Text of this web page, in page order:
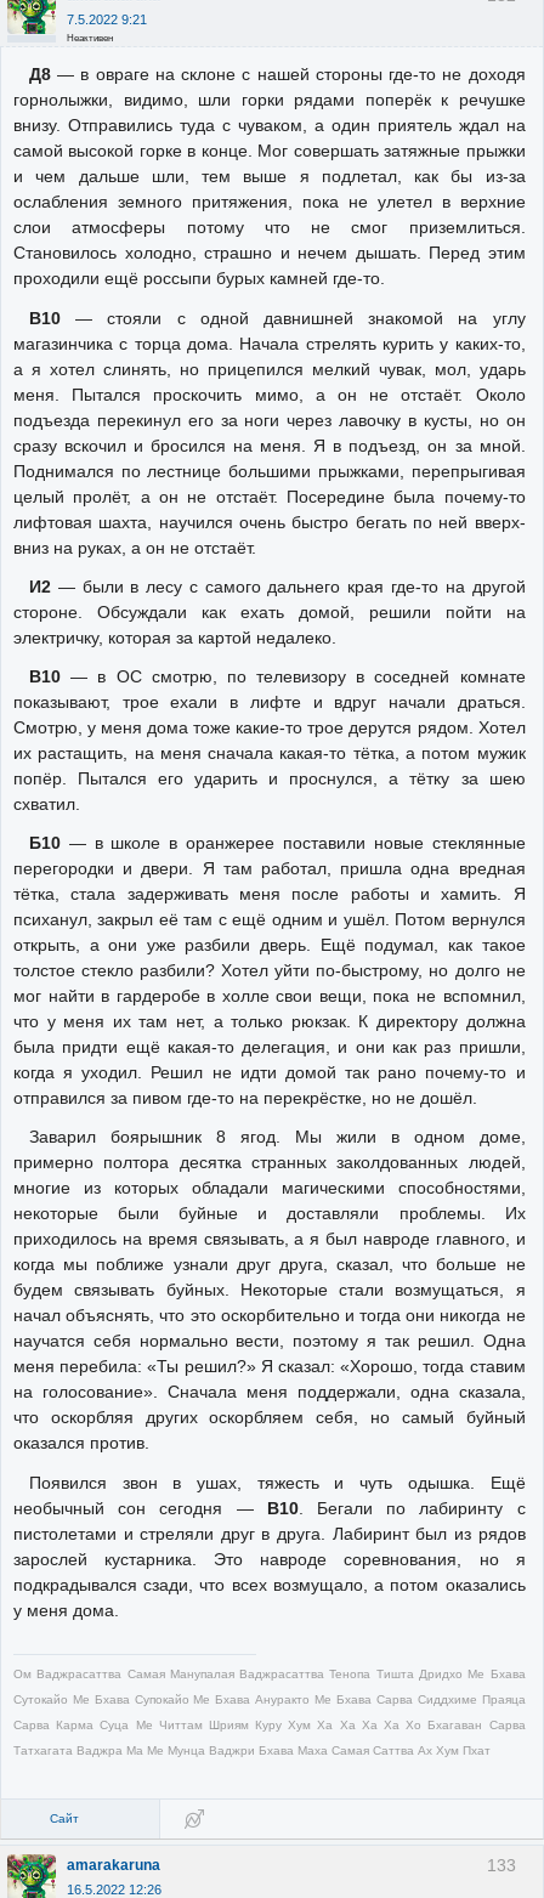
7.5.2022 9:21
Неактивен
Д8— в овраге на склоне с нашей стороны где-то не доходя
горнолыжки, видимо, шли горки рядами поперёк к речушке
внизу. Отправились туда с чуваком, а один приятель ждал на
самой высокой горке в конце. Мог совершать затяжные прыжки
и чем дальше шли, тем выше я подлетал, как бы из-за
ослабления земного притяжения, пока не улетел в верхние
слои атмосферы потому что не смог приземлиться.
Становилось холодно, страшно и нечем дышать. Перед этим
проходили ещё россыпи бурых камней где-то.
В10— стояли с одной давнишней знакомой на углу
магазинчика с торца дома. Начала стрелять курить у каких-то,
а я хотел слинять, но прицепился мелкий чувак, мол, ударь
меня. Пытался проскочить мимо, а он не отстаёт. Около
подъезда перекинул его за ноги через лавочку в кусты, но он
сразу вскочил и бросился на меня. Я в подъезд, он за мной.
Поднимался по лестнице большими прыжками, перепрыгивая
целый пролёт, а он не отстаёт. Посередине была почему-то
лифтовая шахта, научился очень быстро бегать по ней вверх-
вниз на руках, а он не отстаёт.
И2— были в лесу с самого дальнего края где-то на другой
стороне. Обсуждали как ехать домой, решили пойти на
электричку, которая за картой недалеко.
В10— в ОС смотрю, по телевизору в соседней комнате
показывают, трое ехали в лифте и вдруг начали драться.
Смотрю, у меня дома тоже какие-то трое дерутся рядом. Хотел
их растащить, на меня сначала какая-то тётка, а потом мужик
попёр. Пытался его ударить и проснулся, а тётку за шею
схватил.
Б10— в школе в оранжерее поставили новые стеклянные
перегородки и двери. Я там работал, пришла одна вредная
тётка, стала задерживать меня после работы и хамить. Я
психанул, закрыл её там с ещё одним и ушёл. Потом вернулся
открыть, а они уже разбили дверь. Ещё подумал, как такое
толстое стекло разбили? Хотел уйти по-быстрому, но долго не
мог найти в гардеробе в холле свои вещи, пока не вспомнил,
что у меня их там нет, а только рюкзак. К директору должна
была придти ещё какая-то делегация, и они как раз пришли,
когда я уходил. Решил не идти домой так рано почему-то и
отправился за пивом где-то на перекрёстке, но не дошёл.
Заварил боярышник 8 ягод. Мы жили в одном доме,
примерно полтора десятка странных заколдованных людей,
многие из которых обладали магическими способностями,
некоторые были буйные и доставляли проблемы. Их
приходилось на время связывать, а я был навроде главного, и
когда мы поближе узнали друг друга, сказал, что больше не
будем связывать буйных. Некоторые стали возмущаться, я
начал объяснять, что это оскорбительно и тогда они никогда не
научатся себя нормально вести, поэтому я так решил. Одна
меня перебила: «Ты решил?» Я сказал: «Хорошо, тогда ставим
на голосование». Сначала меня поддержали, одна сказала,
что оскорбляя других оскорбляем себя, но самый буйный
оказался против.
Появился звон в ушах, тяжесть и чуть одышка. Ещё
необычный сон сегодня — В10. Бегали по лабиринту с
пистолетами и стреляли друг в друга. Лабиринт был из рядов
зарослей кустарника. Это навроде соревнования, но я
подкрадывался сзади, что всех возмущало, а потом оказались
у меня дома.
Ом Ваджрасаттва Самая Манупалая Ваджрасаттва Тенопа Тишта Дридхо Ме Бхава
Сутокайо Ме Бхава Супокайо Ме Бхава Ануракто Ме Бхава Сарва Сиддхиме Праяца
Сарва Карма Суца Ме Читтам Шриям Куру Хум Ха Ха Ха Ха Хо Бхагаван Сарва
Татхагата Ваджра Ма Ме Мунца Ваджри Бхава Маха Самая Саттва Ах Хум Пхат
Сайт
133
amarakaruna
16.5.2022 12:26